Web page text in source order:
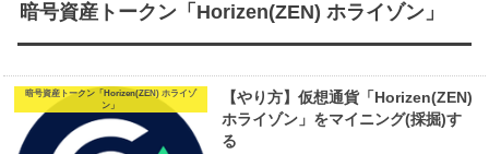
暗号資産トークン「Horizen(ZEN) ホライゾン」
暗号資産トークン「Horizen(ZEN) ホライゾ
ン」
【やり方】仮想通貨「Horizen(ZEN)
ホライゾン」をマイニング(採掘)す
る